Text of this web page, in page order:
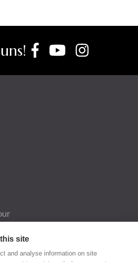
site
and analyse information on site